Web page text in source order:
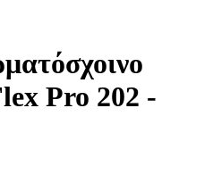
Pro 202 -